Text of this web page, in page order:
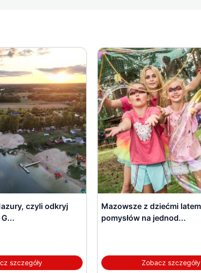
czyli odkryj
szczegóły
Mazowsze z dziećmi
pomysłów na jednod...
Zobacz szczegóły